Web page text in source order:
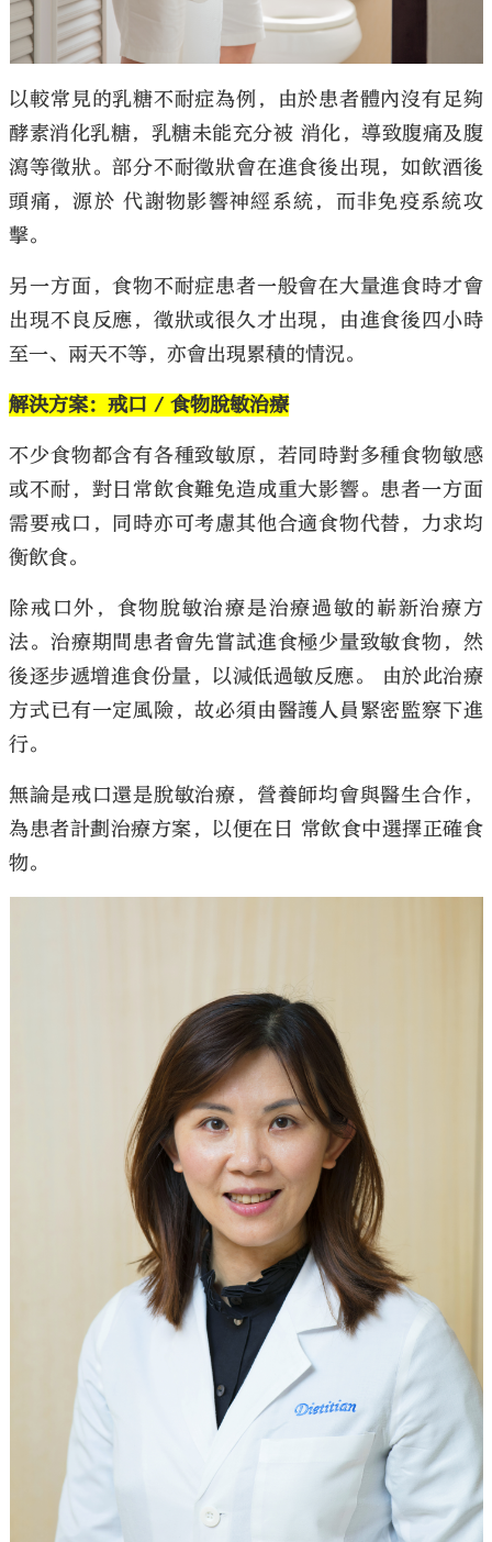
以較常見的乳糖不耐症為例，由於患者體內沒有足夠
酵素消化乳糖，乳糖未能充分被 消化，導致腹痛及腹
瀉等徵狀。部分不耐徵狀會在進食後出現，如飲酒後
頭痛，源於 代謝物影響神經系統，而非免疫系統攻
擊。
另一方面，食物不耐症患者一般會在大量進食時才會
出現不良反應，徵狀或很久才出現，由進食後四小時
至一、兩天不等，亦會出現累積的情況。
解決方案：戒口 / 食物脫敏治療
不少食物都含有各種致敏原，若同時對多種食物敏感
或不耐，對日常飲食難免造成重大影響。患者一方面
需要戒口，同時亦可考慮其他合適食物代替，力求均
衡飲食。
除戒口外，食物脫敏治療是治療過敏的嶄新治療方
法。治療期間患者會先嘗試進食極少量致敏食物，然
後逐步遞增進食份量，以減低過敏反應。 由於此治療
方式已有一定風險，故必須由醫護人員緊密監察下進
行。
無論是戒口還是脫敏治療，營養師均會與醫生合作，
為患者計劃治療方案，以便在日 常飲食中選擇正確食
物。